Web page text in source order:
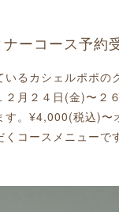
ーコース予約
るカシェルポポの
２月２４日(金)〜２
す。¥4,000(税込)〜
くコースメニュー